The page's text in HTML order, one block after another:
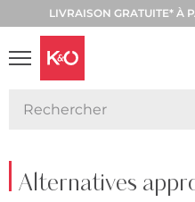
LIVRAISON GRATUITE* À
RETOUR
Alternatives